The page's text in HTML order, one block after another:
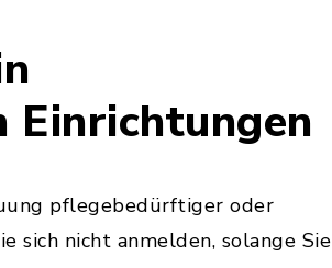
Einrichtungen
pflegebedürftiger oder
sich nicht anmelden, solange Sie